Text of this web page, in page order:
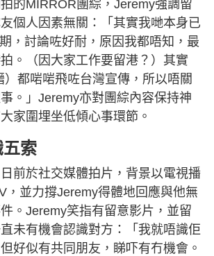
的MIRROR團綜，Jeremy強調留
個人因素無關：「其實我哋本身已
，討論咗好耐，原因我都唔知，最
。（因大家工作要留港？）其實
）都啱啱飛咗台灣宣傳，所以唔關
。」Jeremy亦對團綜內容保持神
家圍埋坐低傾心事環節。
索
前於社交媒體拍片，背景以電視播
，並力撐Jeremy得體地回應與他無
。Jeremy笑指有留意影片，並留
未有機會認識對方：「我就唔識佢
好似有共同朋友，睇吓有冇機會。